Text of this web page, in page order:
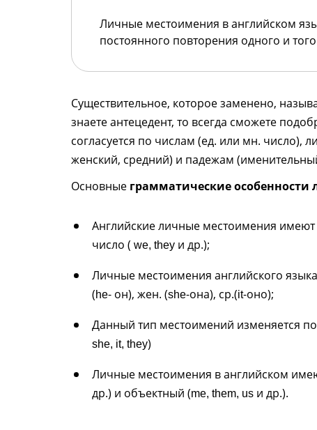
Личные местоимения в английском
постоянного повторения одного и
Существительное, которое заменено,
знаете антецедент, то всегда сможете
согласуется по числам (ед. или мн. число),
женский, средний) и падежам
Основные грамматические
Английские личные местоимения имеют
число ( we, they и др.);
Личные местоимения английского
(he- он), жен. (she-она), ср.(it-оно);
Данный тип местоимений изменяется
she, it, they)
Личные местоимения в английском
др.) и объектный (me, them, us и др.).